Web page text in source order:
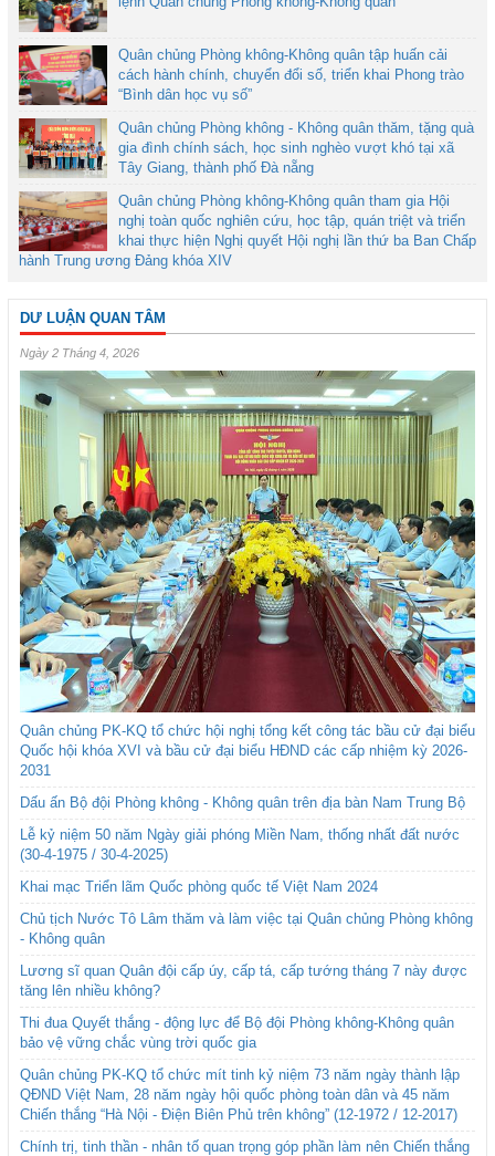
Quân chủng Phòng không-Không quân tập huấn cải
cách hành chính, chuyển đổi số, triển khai Phong trào
“Bình dân học vụ số”
Quân chủng Phòng không - Không quân thăm, tặng quà
gia đình chính sách, học sinh nghèo vượt khó tại xã
Tây Giang, thành phố Đà nẵng
Quân chủng Phòng không-Không quân tham gia Hội
nghị toàn quốc nghiên cứu, học tập, quán triệt và triển
khai thực hiện Nghị quyết Hội nghị lần thứ ba Ban Chấp
hành Trung ương Đảng khóa XIV
DƯ LUẬN QUAN TÂM
Ngày 2 Tháng 4, 2026
Quân chủng PK-KQ tổ chức hội nghị tổng kết công tác bầu cử đại biểu
Quốc hội khóa XVI và bầu cử đại biểu HĐND các cấp nhiệm kỳ 2026-
2031
Dấu ấn Bộ đội Phòng không - Không quân trên địa bàn Nam Trung Bộ
Lễ kỷ niệm 50 năm Ngày giải phóng Miền Nam, thống nhất đất nước
(30-4-1975 / 30-4-2025)
Khai mạc Triển lãm Quốc phòng quốc tế Việt Nam 2024
Chủ tịch Nước Tô Lâm thăm và làm việc tại Quân chủng Phòng không
- Không quân
Lương sĩ quan Quân đội cấp úy, cấp tá, cấp tướng tháng 7 này được
tăng lên nhiều không?
Thi đua Quyết thắng - động lực để Bộ đội Phòng không-Không quân
bảo vệ vững chắc vùng trời quốc gia
Quân chủng PK-KQ tổ chức mít tinh kỷ niệm 73 năm ngày thành lập
QĐND Việt Nam, 28 năm ngày hội quốc phòng toàn dân và 45 năm
Chiến thắng “Hà Nội - Điện Biên Phủ trên không” (12-1972 / 12-2017)
Chính trị, tinh thần - nhân tố quan trọng góp phần làm nên Chiến thắng